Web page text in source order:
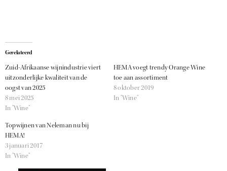
Gerelateerd
Zuid-Afrikaanse wijnindustrie viert
uitzonderlijke kwaliteit van de
oogst van 2025
8 mei 2025
In "Wine"
HEMA voegt trendy Orange Wine
toe aan assortiment
8 oktober 2019
In "Wine"
Topwijnen van Neleman nu bij
HEMA!
3 januari 2017
In "Wine"